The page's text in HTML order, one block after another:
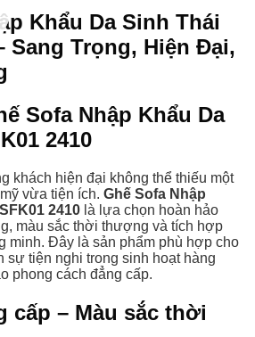
Khẩu Da Sinh Thái
Sang Trọng, Hiện Đại,
Sofa Nhập Khẩu Da
2410
khách hiện đại không thể thiếu một
vừa tiện ích. Ghế Sofa Nhập
2410 là lựa chọn hoàn hảo
màu sắc thời thượng và tích hợp
minh. Đây là sản phẩm phù hợp cho
sự tiện nghi trong sinh hoạt hàng
phong cách đẳng cấp.
cấp – Màu sắc thời